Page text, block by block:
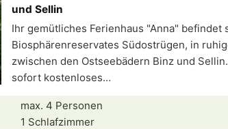
und Sellin
Ihr gemütliches Ferienhaus "Anna" befindet
Biosphärenreservates Südostrügen, in
zwischen den Ostseebädern Binz und
sofort kostenloses
max. 4 Personen
1 Schlafzimmer